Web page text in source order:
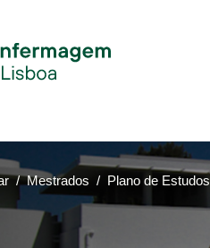
Mestrados Plano de Estudos